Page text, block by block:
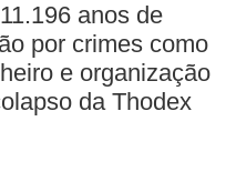
anos de
por crimes como
e organização
da Thodex